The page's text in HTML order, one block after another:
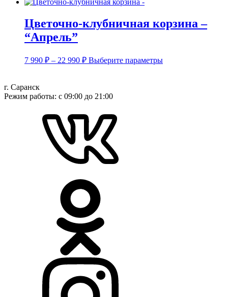
Цветочно-клубничная корзина –
“Апрель”
7 990 ₽ – 22 990 ₽Диапазон
–
990 ₽
Выберите параметрыЭтот
г. Саранск
Режим работы: с 09:00 до 21:00